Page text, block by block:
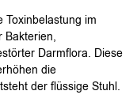
Toxinbelastung im
Bakterien,
Darmflora. Diese
die
der flüssige Stuhl.